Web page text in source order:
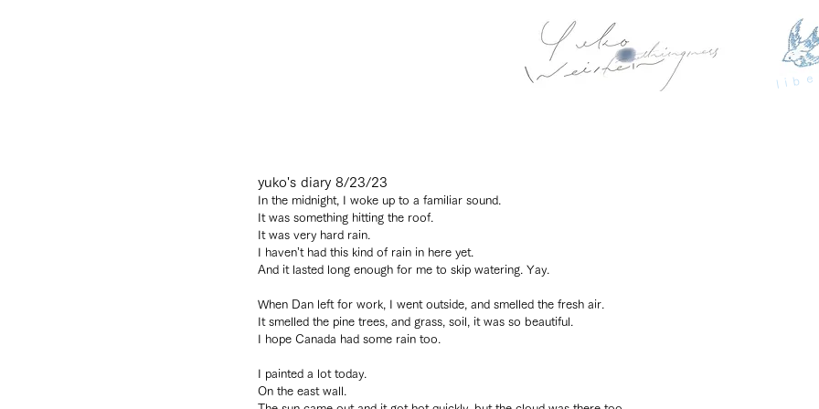
yuko's diary 8/23/23
In the midnight, I woke up to a familiar sound.
It was something hitting the roof.
It was very hard rain.
I haven’t had this kind of rain in here yet.
And it lasted long enough for me to skip watering. Yay.
When Dan left for work, I went outside, and smelled the fresh air.
It smelled the pine trees, and grass, soil, it was so beautiful.
I hope Canada had some rain too.
I painted a lot today.
On the east wall.